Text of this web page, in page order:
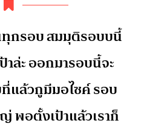
กรอบ สมมุติรอบบนี้
ล่ะ ออกมารอบนี้จะ
แล้วกูมีมอไซค์ รอบ
พอตั้งเป้าแล้วเราก็